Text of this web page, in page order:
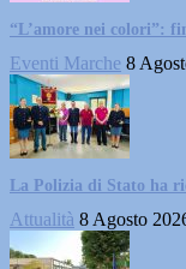
“L’amore nei colori”:
Eventi Marche 8
La Polizia di Stato ha
Attualità 8 Agosto